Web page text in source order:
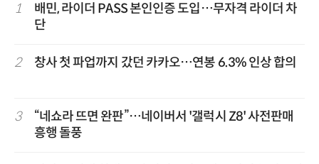
1
배민, 라이더 PASS 본인인증 도입…무자격 라이더 차
단
2 창사 첫 파업까지 갔던 카카오…연봉 6.3% 인상 합의
3
“네쇼라 뜨면 완판”…네이버서 '갤럭시 Z8' 사전판매
흥행 돌풍